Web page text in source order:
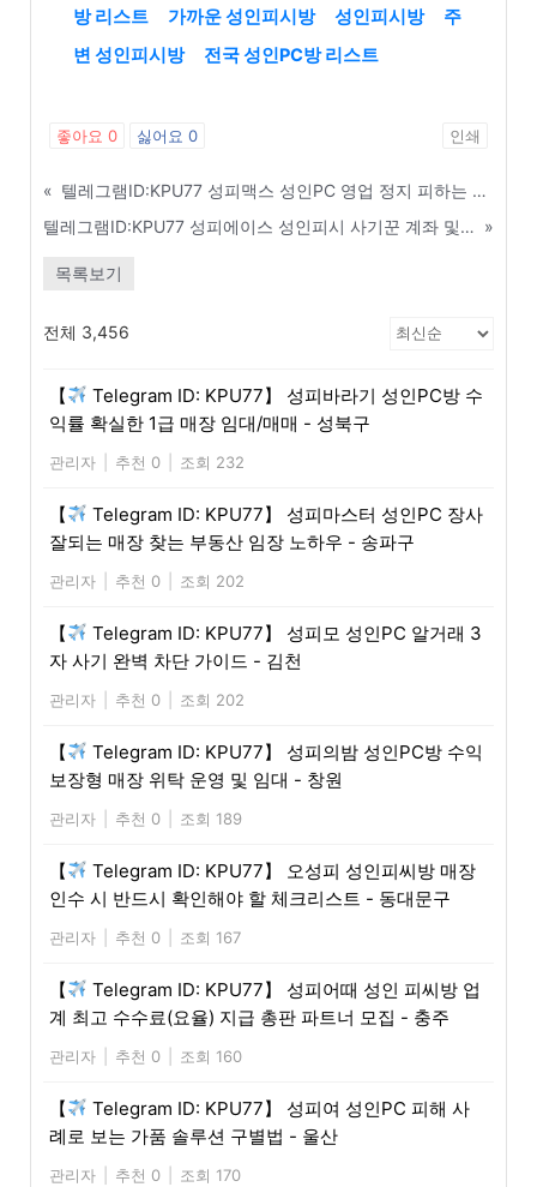
방 리스트
가까운 성인피시방 성인피시방
주
변 성인피시방
전국 성인PC방 리스트
좋아요 0 싫어요 0 인쇄
«
텔레그램ID:KPU77 성피맥스 성인PC 영업 정지 피하는 행정 처분 대응 가이드 - 전주
텔레그램ID:KPU77 성피에이스 성인피시 사기꾼 계좌 및 연락처 실시간 조회 - 관악구
»
목록보기
전체 3,456
【
Telegram ID: KPU77】 성피바라기 성인PC방 수
익률 확실한 1급 매장 임대/매매 - 성북구
관리자 추천 0 조회 232
【
Telegram ID: KPU77】 성피마스터 성인PC 장사
잘되는 매장 찾는 부동산 임장 노하우 - 송파구
관리자 추천 0 조회 202
【
Telegram ID: KPU77】 성피모 성인PC 알거래 3
자 사기 완벽 차단 가이드 - 김천
관리자 추천 0 조회 202
【
Telegram ID: KPU77】 성피의밤 성인PC방 수익
보장형 매장 위탁 운영 및 임대 - 창원
관리자 추천 0 조회 189
【
Telegram ID: KPU77】 오성피 성인피씨방 매장
인수 시 반드시 확인해야 할 체크리스트 - 동대문구
관리자 추천 0 조회 167
【
Telegram ID: KPU77】 성피어때 성인 피씨방 업
계 최고 수수료(요율) 지급 총판 파트너 모집 - 충주
관리자 추천 0 조회 160
【
Telegram ID: KPU77】 성피여 성인PC 피해 사
례로 보는 가품 솔루션 구별법 - 울산
관리자 추천 0 조회 170